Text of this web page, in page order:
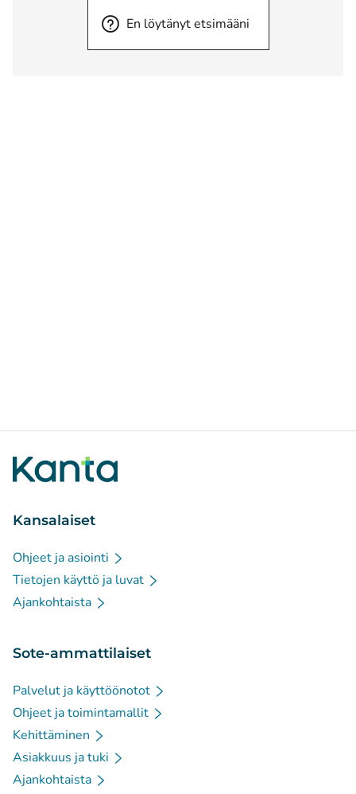
En löytänyt etsimääni
Kansalaiset
Ohjeet ja asiointi
Tietojen käyttö ja luvat
Ajankohtaista
Sote-ammattilaiset
Palvelut ja käyttöönotot
Ohjeet ja toimintamallit
Kehittäminen
Asiakkuus ja tuki
Ajankohtaista